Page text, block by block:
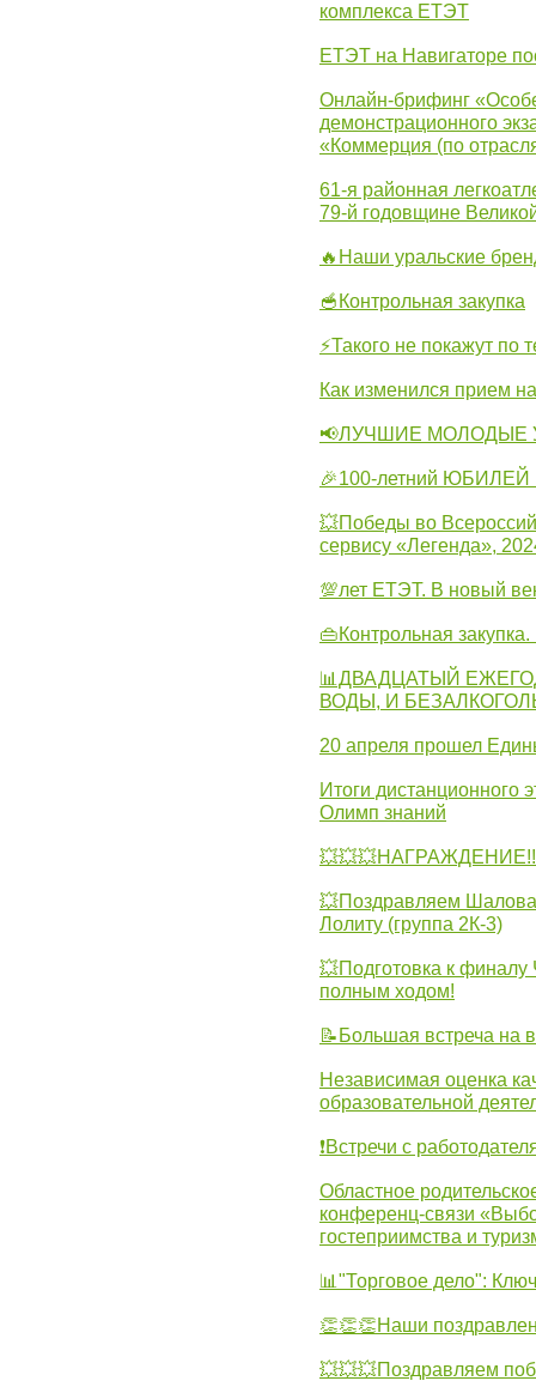
комплекса ЕТЭТ
ЕТЭТ на Навигаторе
Онлайн-брифинг
демонстрационного
«Коммерция (по
61-я районная
79-й годовщине
🔥Наши уральские
🥣Контрольная закупка
⚡Такого не покажут по
Как изменился прием
📢ЛУЧШИЕ МОЛОДЫЕ
🎉100-летний ЮБИЛЕЙ
💥Победы во
сервису «Легенда»,
💯лет ЕТЭТ. В новый
👜Контрольная
📊ДВАДЦАТЫЙ
ВОДЫ, И
20 апреля прошел
Итоги дистанционного
Олимп знаний
💥Поздравляем
Лолиту (группа 2К-3)
💥Подготовка к
полным ходом!
📝Большая встреча на
Независимая оценка
образовательной
❗Встречи с
Областное
конференц-связи
гостеприимства и
📊"Торговое дело":
👏👏👏Наши
💥💥💥Поздравляем